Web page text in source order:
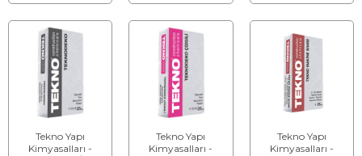
Tekno Yapı
Kimyasalları -
Tekno Yapı
Kimyasalları -
Tekno Yapı
Kimyasalları -